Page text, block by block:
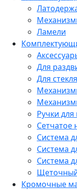
Ламели
Для
Для
Ручки
Сетчатое
Система
Система
Система
Кромочные